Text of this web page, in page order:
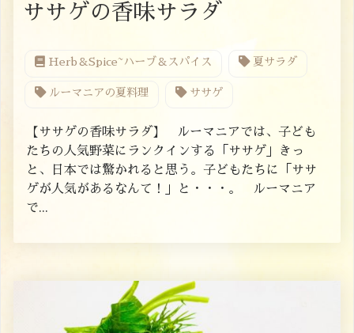
ササゲの香味サラダ
Herb＆Spice~ハーブ＆スパイス 夏サラダ
ルーマニアの夏料理 ササゲ
【ササゲの香味サラダ】 ルーマニアでは、子ども
たちの人気野菜にランクインする「ササゲ」きっ
と、日本では驚かれると思う。子どもたちに「ササ
ゲが人気があるなんて！」と・・・。 ルーマニア
で...